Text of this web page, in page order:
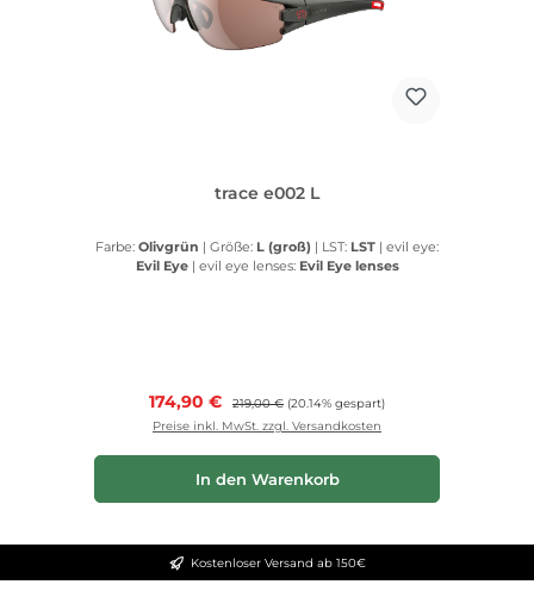
trace e002 L
Farbe: Olivgrün | Größe: L (groß) | LST: LST | evil eye:
Evil Eye | evil eye lenses: Evil Eye lenses
Verkaufspreis:
174,90 € Regulärer Preis:
219,00 € (20.14% gespart)
Preise inkl. MwSt. zzgl. Versandkosten
In den Warenkorb
Kostenloser Versand ab 150€